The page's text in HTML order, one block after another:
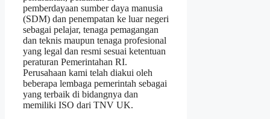
pemberdayaan sumber daya manusia
(SDM) dan penempatan ke luar negeri
sebagai pelajar, tenaga pemagangan
dan teknis maupun tenaga profesional
yang legal dan resmi sesuai ketentuan
peraturan Pemerintahan RI.
Perusahaan kami telah diakui oleh
beberapa lembaga pemerintah sebagai
yang terbaik di bidangnya dan
memiliki ISO dari TNV UK.